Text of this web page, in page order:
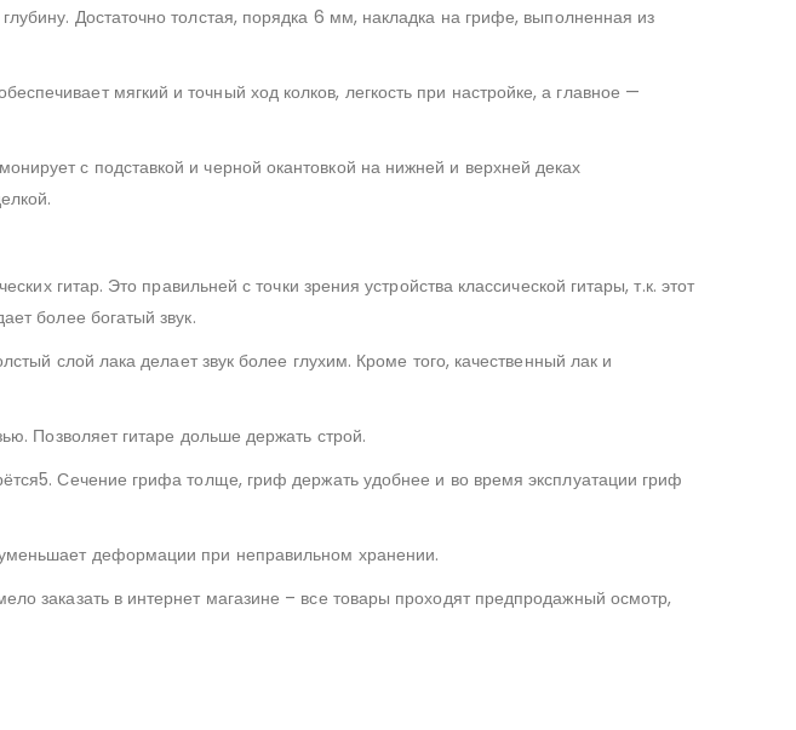
Достаточно толстая, порядка 6 мм, накладка на грифе, выполненная из
мягкий и точный ход колков, легкость при настройке, а главное —
с подставкой и черной окантовкой на нижней и верхней деках
гитар. Это правильней с точки зрения устройства классической гитары, т.к. этот
более богатый звук.
слой лака делает звук более глухим. Кроме того, качественный лак и
Позволяет гитаре дольше держать строй.
Сечение грифа толще, гриф держать удобнее и во время эксплуатации гриф
деформации при неправильном хранении.
заказать в интернет магазине – все товары проходят предпродажный осмотр,